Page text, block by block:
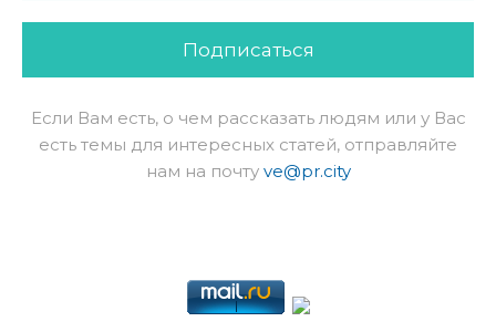
Подписаться
Если Вам есть, о чем рассказать людям или у Вас
есть темы для интересных статей, отправляйте
нам на почту ve@pr.city